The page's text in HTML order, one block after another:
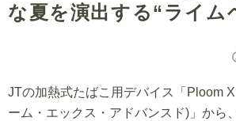
な夏を演出する“ライム
JTの加熱式たばこ用デバイス「Ploom
ーム・エックス・アドバンスド)」から